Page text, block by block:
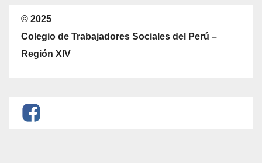
© 2025
Colegio de Trabajadores Sociales del Perú –
Región XIV